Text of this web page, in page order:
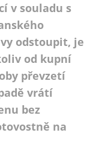
v souladu s
odstoupit, je
od kupní
převzetí
vrátí
bez
na